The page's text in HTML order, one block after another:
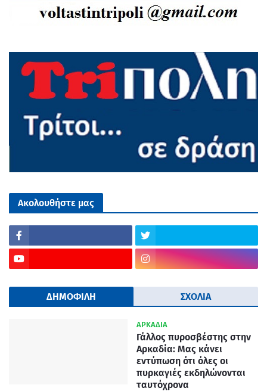
Ακολουθήστε μας
ΔΗΜΟΦΙΛΗ ΣΧΟΛΙΑ
ΑΡΚΑΔΙΑ
Γάλλος πυροσβέστης στην
Αρκαδία: Μας κάνει
εντύπωση ότι όλες οι
πυρκαγιές εκδηλώνονται
ταυτόχρονα